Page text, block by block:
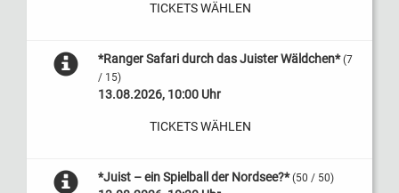
TICKETS WÄHLEN
*Ranger Safari durch das Juister Wäldchen* (7
/ 15)
13.08.2026, 10:00 Uhr
TICKETS WÄHLEN
*Juist – ein Spielball der Nordsee?* (50 / 50)